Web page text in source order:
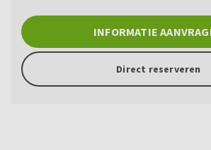
INFORMATIE
Direct reserveren